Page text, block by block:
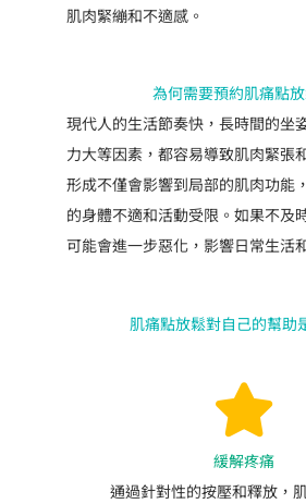
量
肌肉緊繃和不適感。
為何需要預約肌痛點
現代人的生活節奏快，長時間的坐
力大等因素，都容易導致肌肉緊張
形成不僅會影響到局部的肌肉功能
的身體不適和活動受限。如果不及
可能會進一步惡化，影響日常生活
肌痛點放鬆對自己的幫助
緩解疼痛
通過針對性的按壓和釋放，